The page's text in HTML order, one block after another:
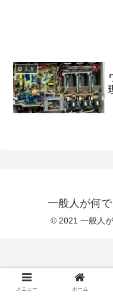
ＤＩＹ
一般人が何
© 2021 一般人
メニュー ホーム